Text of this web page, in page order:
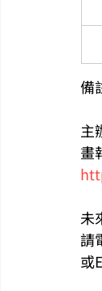
備
主
畫
未
請
或